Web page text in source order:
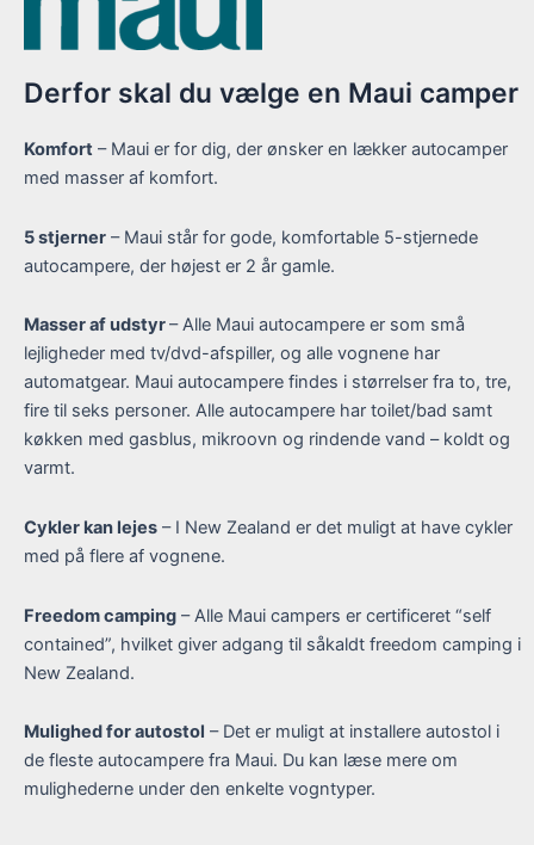
Derfor skal du vælge en Maui camper
Komfort – Maui er for dig, der ønsker en lækker autocamper
med masser af komfort.
5 stjerner – Maui står for gode, komfortable 5-stjernede
autocampere, der højest er 2 år gamle.
Masser af udstyr– Alle Maui autocampere er som små
lejligheder med tv/dvd-afspiller, og alle vognene har
automatgear. Maui autocampere findes i størrelser fra to, tre,
fire til seks personer. Alle autocampere har toilet/bad samt
køkken med gasblus, mikroovn og rindende vand – koldt og
varmt.
Cykler kan lejes – I New Zealand er det muligt at have cykler
med på flere af vognene.
Freedom camping – Alle Maui campers er certificeret “self
contained”, hvilket giver adgang til såkaldt freedom camping i
New Zealand.
Mulighed for autostol – Det er muligt at installere autostol i
de fleste autocampere fra Maui. Du kan læse mere om
mulighederne under den enkelte vogntyper.